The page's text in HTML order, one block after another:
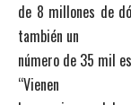
de 8 millones de
también un
número de 35 mil
“Vienen